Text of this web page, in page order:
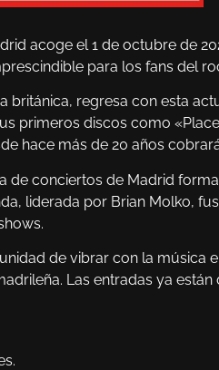
acoge el 1 de octubre de
para los fans del
británica, regresa con esta
primeros discos como
hace más de 20 años
de conciertos de Madrid
liderada por Brian Molko,
de vibrar con la música
Las entradas ya